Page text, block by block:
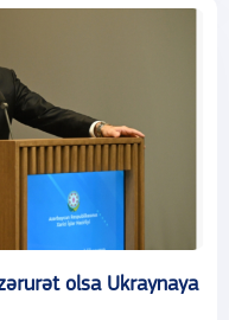
olsa Ukraynaya